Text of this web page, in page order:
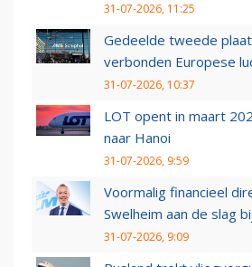
31-07-2026, 11:25
Gedeelde tweede
verbonden Europese
31-07-2026, 10:37
LOT opent in maart
naar Hanoi
31-07-2026, 9:59
Voormalig financieel
Swelheim aan de slag
31-07-2026, 9:09